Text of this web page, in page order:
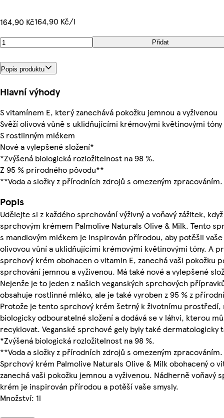
164,90 Kč164,90 Kč/l
Přidat
Popis produktu
Hlavní výhody
S vitamínem E, který zanechává pokožku jemnou a vyživenou
Svěží olivová vůně s uklidňujícími krémovými květinovými tóny
S rostlinným mlékem
Nové a vylepšené složení*
*Zvýšená biologická rozložitelnost na 98 %.
Z 95 % prírodného pôvodu**
**Voda a složky z přírodních zdrojů s omezeným zpracováním.
Popis
Udělejte si z každého sprchování výživný a voňavý zážitek,
sprchovým krémem Palmolive Naturals Olive & Milk. Tento
s mandlovým mlékem je inspirován přírodou, aby potěšil vaše
olivovou vůní a uklidňujícími krémovými květinovými tóny. A
sprchový krém obohacen o vitamin E, zanechá vaši pokožku
sprchování jemnou a vyživenou. Má také nové a vylepšené
Nejenže je to jeden z našich veganských sprchových
obsahuje rostlinné mléko, ale je také vyroben z 95 % z
Protože je tento sprchový krém šetrný k životnímu prostředí,
biologicky odbouratelné složení a dodává se v láhvi, kterou
recyklovat. Veganské sprchové gely byly také dermatologicky
*Zvýšená biologická rozložitelnost na 98 %.
**Voda a složky z přírodních zdrojů s omezeným zpracováním.
Sprchový krém Palmolive Naturals Olive & Milk obohacený o
zanechá vaši pokožku jemnou a vyživenou. Nádherně voňavý
krém je inspirován přírodou a potěší vaše smysly.
Množství: 1l